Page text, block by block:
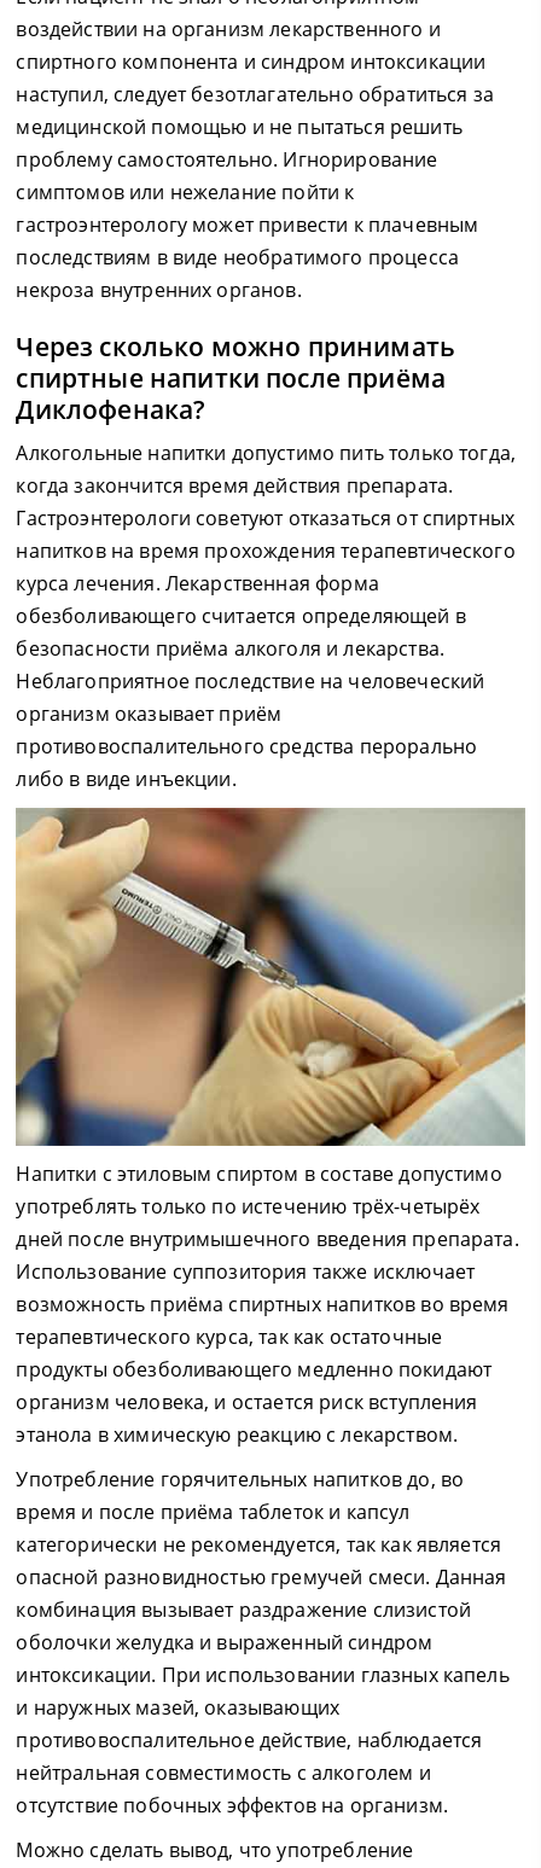
воздействии на организм лекарственного и
спиртного компонента и синдром интоксикации
наступил, следует безотлагательно обратиться за
медицинской помощью и не пытаться решить
проблему самостоятельно. Игнорирование
симптомов или нежелание пойти к
гастроэнтерологу может привести к плачевным
последствиям в виде необратимого процесса
некроза внутренних органов.
Через сколько можно принимать
спиртные напитки после приёма
Диклофенака?
Алкогольные напитки допустимо пить только тогда,
когда закончится время действия препарата.
Гастроэнтерологи советуют отказаться от спиртных
напитков на время прохождения терапевтического
курса лечения. Лекарственная форма
обезболивающего считается определяющей в
безопасности приёма алкоголя и лекарства.
Неблагоприятное последствие на человеческий
организм оказывает приём
противовоспалительного средства перорально
либо в виде инъекции.
Напитки с этиловым спиртом в составе допустимо
употреблять только по истечению трёх-четырёх
дней после внутримышечного введения препарата.
Использование суппозитория также исключает
возможность приёма спиртных напитков во время
терапевтического курса, так как остаточные
продукты обезболивающего медленно покидают
организм человека, и остается риск вступления
этанола в химическую реакцию с лекарством.
Употребление горячительных напитков до, во
время и после приёма таблеток и капсул
категорически не рекомендуется, так как является
опасной разновидностью гремучей смеси. Данная
комбинация вызывает раздражение слизистой
оболочки желудка и выраженный синдром
интоксикации. При использовании глазных капель
и наружных мазей, оказывающих
противовоспалительное действие, наблюдается
нейтральная совместимость с алкоголем и
отсутствие побочных эффектов на организм.
Можно сделать вывод, что употребление